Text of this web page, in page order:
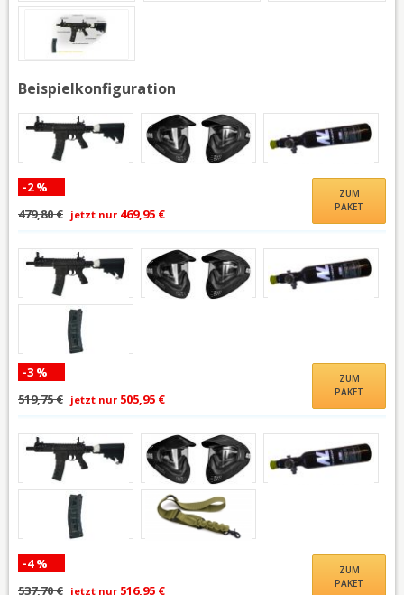
Beispielkonfiguration
-2 %
479,80 € jetzt nur 469,95 €
ZUM
PAKET
-3 %
519,75 € jetzt nur 505,95 €
ZUM
PAKET
-4 %
537,70 € jetzt nur 516,95 €
ZUM
PAKET